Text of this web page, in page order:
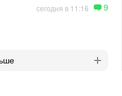
сегодня в 11:16 9